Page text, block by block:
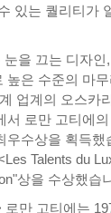
있는 퀄리티가
눈을 끄는 디자
높은 수준의 마
업계의 오스카
서 로만 고티에
우수상을 획득했
Talents du
상을 수상했습
만 고티에는